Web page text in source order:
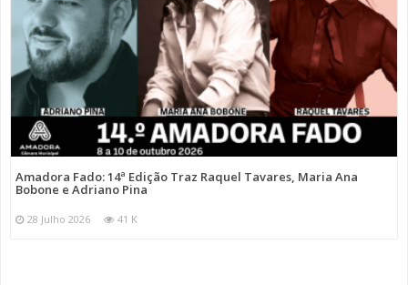
Amadora Fado: 14ª Edição Traz Raquel Tavares, Maria Ana
Bobone e Adriano Pina
28 Julho 2026 41 K